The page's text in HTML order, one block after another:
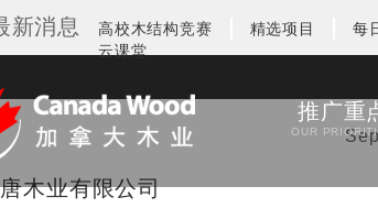
新消息 高校木结构竞赛 精选项目 每
云课堂
业协会
推广重
OUR
木业有限公司